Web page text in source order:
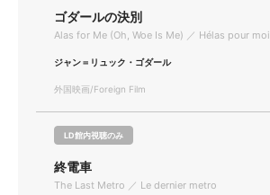
ゴダールの決別
Alas for Me (Oh, Woe Is Me) ／ Hélas pour moi
ジャン＝リュック・ゴダール
外国映画/Foreign Film
LD館内視聴のみ
終電車
The Last Metro ／ Le dernier metro